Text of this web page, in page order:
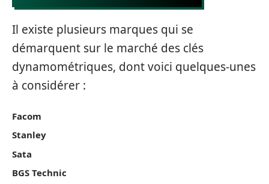
Il existe plusieurs marques qui se
démarquent sur le marché des clés
dynamométriques, dont voici quelques-unes
à considérer :
Facom
Stanley
Sata
BGS Technic